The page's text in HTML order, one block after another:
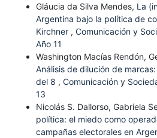
Gláucia da Silva Mendes, La
Argentina bajo la política de
Kirchner , Comunicación y
Año 11
Washington Macías Rendón,
Análisis de dilución de
del 8 , Comunicación y
13
Nicolás S. Dallorso, Gabriela
política: el miedo como
campañas electorales en